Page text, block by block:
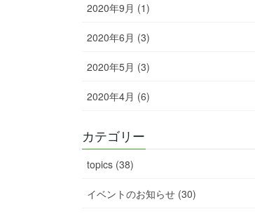
2020年9月 (1)
2020年6月 (3)
2020年5月 (3)
2020年4月 (6)
カテゴリー
topics (38)
イベントのお知らせ (30)